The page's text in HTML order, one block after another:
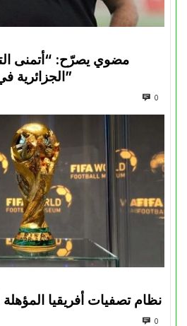
مضوي يصرّح: “أتمنى
الجزائرية في المسابقات القارية”
0
نظام تصفيات أفريقيا المؤهلة
0